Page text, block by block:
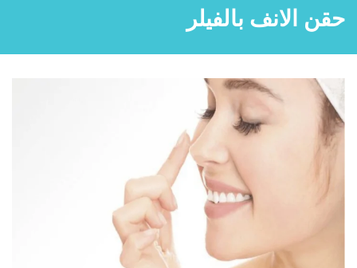
حقن الانف بالفيلر